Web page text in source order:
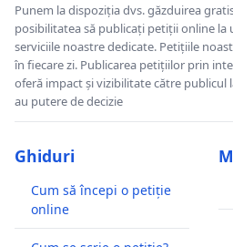
Punem la dispoziția dvs. găzduirea
posibilitatea să publicați petiții online la
serviciile noastre dedicate. Petițiile
în fiecare zi. Publicarea petițiilor prin
oferă impact și vizibilitate către publicul
au putere de decizie
Ghiduri
Cum să începi o petiție
online